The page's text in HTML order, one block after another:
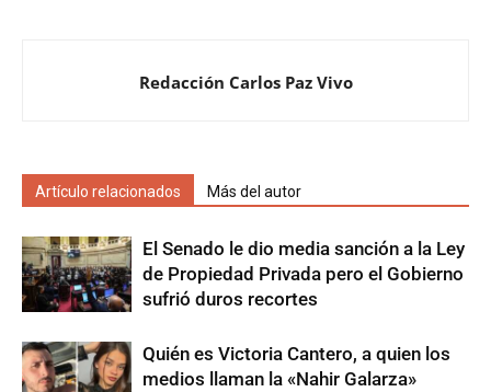
Redacción Carlos Paz Vivo
Artículo relacionados Más del autor
El Senado le dio media sanción a la Ley
de Propiedad Privada pero el Gobierno
sufrió duros recortes
Quién es Victoria Cantero, a quien los
medios llaman la «Nahir Galarza»